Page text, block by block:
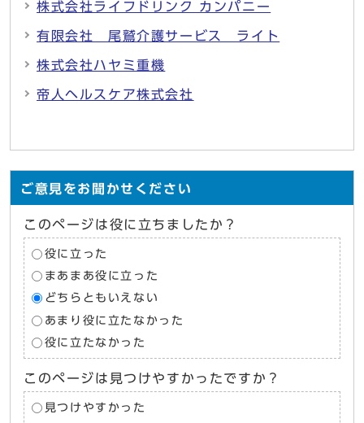
株式会社ライフドリンク カンパニー
有限会社 尾鷲介護サービス ライト
株式会社ハヤミ重機
帝人ヘルスケア株式会社
ご意見をお聞かせください
このページは役に立ちましたか？
役に立った
まあまあ役に立った
どちらともいえない
あまり役に立たなかった
役に立たなかった
このページは見つけやすかったですか？
見つけやすかった